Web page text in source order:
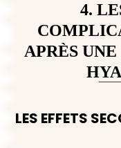
4.
APRÈS
LES EFFETS